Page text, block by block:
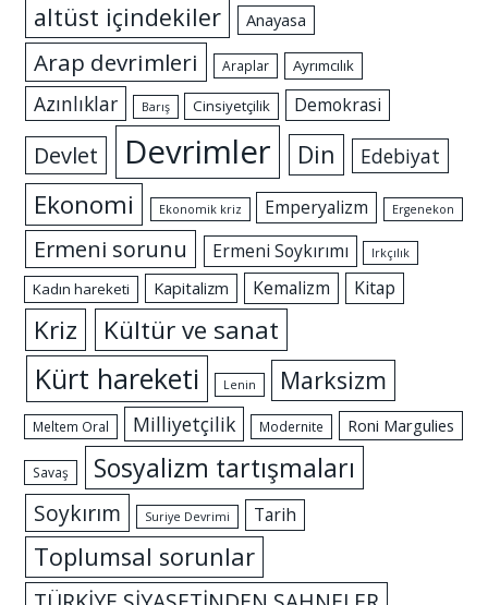
altüst içindekiler
Anayasa
Arap devrimleri Araplar Ayrımcılık
Azınlıklar Barış Cinsiyetçilik Demokrasi
Devlet Devrimler Din Edebiyat
Ekonomi Ekonomik kriz Emperyalizm Ergenekon
Ermeni sorunu Ermeni Soykırımı Irkçılık
Kadın hareketi Kapitalizm Kemalizm Kitap
Kriz Kültür ve sanat
Kürt hareketi Lenin Marksizm
Meltem Oral Milliyetçilik Modernite Roni Margulies
Savaş Sosyalizm tartışmaları
Soykırım Suriye Devrimi Tarih
Toplumsal sorunlar